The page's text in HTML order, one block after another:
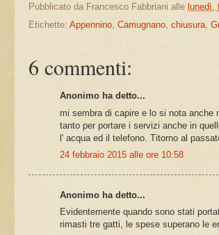
Pubblicato da Francesco Fabbriani alle lunedì,
Etichette: Appennino, Camugnano, chiusura,
6 commenti:
Anonimo ha detto...
mi sembra di capire e lo si nota anche
tanto per portare i servizi anche in
l' acqua ed il telefono. Titorno al
24 febbraio 2015 alle ore 10:58
Anonimo ha detto...
Evidentemente quando sono stati
rimasti tre gatti, le spese superano le